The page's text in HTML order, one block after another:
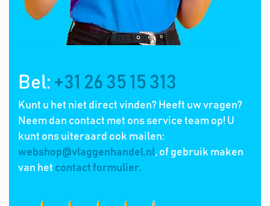
Bel: +31 26 35 15 313
Kunt u het niet direct vinden? Heeft uw vragen?
Neem dan contact met ons service team op! U
kunt ons uiteraard ook mailen:
webshop@vlaggenhandel.nl, of gebruik maken
van het contact formulier.